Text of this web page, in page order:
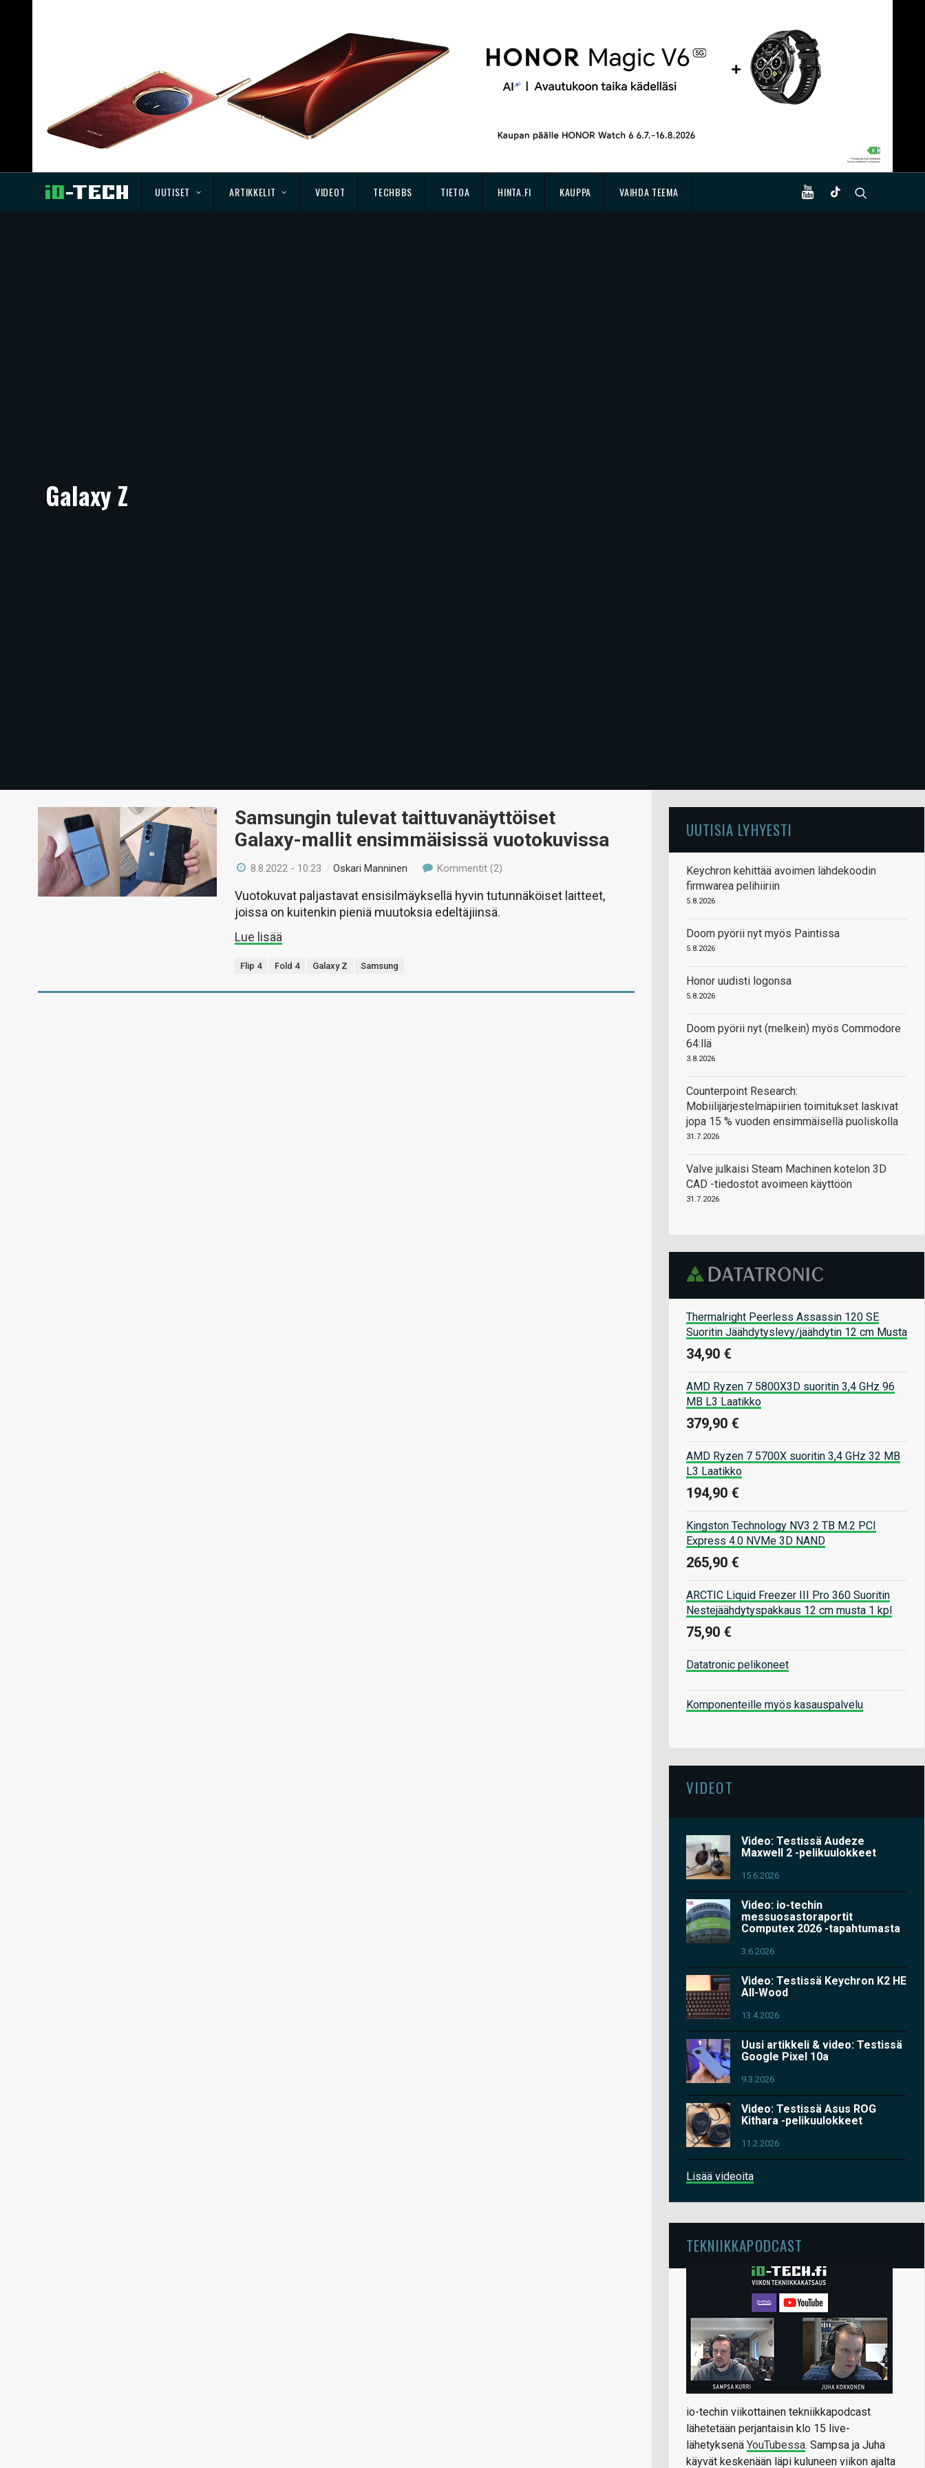
UUTISET ARTIKKELIT VIDEOT TECHBBS TIETOA HINTA.FI KAUPPA VAIHDA TEEMA
Galaxy Z
Samsungin tulevat taittuvanäyttöiset
Galaxy-mallit ensimmäisissä vuotokuvissa
8.8.2022 - 10:23 /Oskari Manninen Kommentit (2)
Vuotokuvat paljastavat ensisilmäyksellä hyvin tutunnäköiset laitteet,
joissa on kuitenkin pieniä muutoksia edeltäjiinsä.
Lue lisää
Flip 4 Fold 4 Galaxy Z Samsung
UUTISIA LYHYESTI
Keychron kehittää avoimen lähdekoodin
firmwarea pelihiiriin
5.8.2026
Doom pyörii nyt myös Paintissa
5.8.2026
Honor uudisti logonsa
5.8.2026
Doom pyörii nyt (melkein) myös Commodore
64:llä
3.8.2026
Counterpoint Research:
Mobiilijärjestelmäpiirien toimitukset laskivat
jopa 15 % vuoden ensimmäisellä puoliskolla
31.7.2026
Valve julkaisi Steam Machinen kotelon 3D
CAD -tiedostot avoimeen käyttöön
31.7.2026
Thermalright Peerless Assassin 120 SE
Suoritin Jäähdytyslevy/jäähdytin 12 cm Musta
34,90 €
AMD Ryzen 7 5800X3D suoritin 3,4 GHz 96
MB L3 Laatikko
379,90 €
AMD Ryzen 7 5700X suoritin 3,4 GHz 32 MB
L3 Laatikko
194,90 €
Kingston Technology NV3 2 TB M.2 PCI
Express 4.0 NVMe 3D NAND
265,90 €
ARCTIC Liquid Freezer III Pro 360 Suoritin
Nestejäähdytyspakkaus 12 cm musta 1 kpl
75,90 €
Datatronic pelikoneet
Komponenteille myös kasauspalvelu
VIDEOT
Video: Testissä Audeze
Maxwell 2 -pelikuulokkeet
15.6.2026
Video: io-techin
messuosastoraportit
Computex 2026 -tapahtumasta
3.6.2026
Video: Testissä Keychron K2 HE
All-Wood
13.4.2026
Uusi artikkeli & video: Testissä
Google Pixel 10a
9.3.2026
Video: Testissä Asus ROG
Kithara -pelikuulokkeet
11.2.2026
Lisää videoita
TEKNIIKKAPODCAST
io-techin viikottainen tekniikkapodcast
lähetetään perjantaisin klo 15 live-
lähetyksenä YouTubessa. Sampsa ja Juha
käyvät keskenään läpi kuluneen viikon ajalta